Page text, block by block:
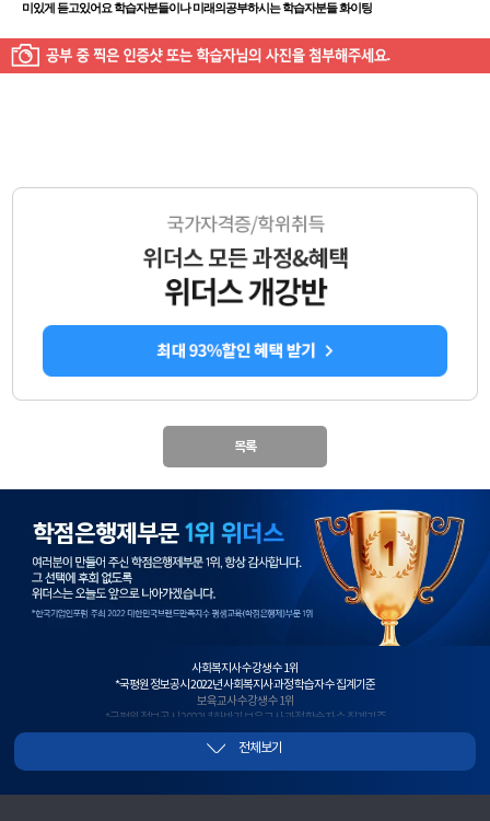
미있게 듣고있어요 학습자분들이나 미래의공부하시는 학습자분들 화이팅
목록
사회복지사 수강생 수 1위
*국평원 정보공시 2022년 사회복지사 과정 학습자 수 집계기준
보육교사 수강생 수 1위
*국평원 정보공시 2022년 하반기 보육교사 과정 학습자 수 집계기준
사회복지사+보육교사 수강생 수 1위
*국평원 정보공시, 2022년 하반기 사회복지사+보육교사 과정 이수 과목 학습자 수 합산 기준
전체보기